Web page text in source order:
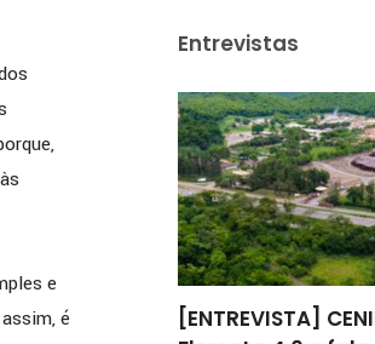
e
é
Entrevistas
comenta
[ENTREVISTA]